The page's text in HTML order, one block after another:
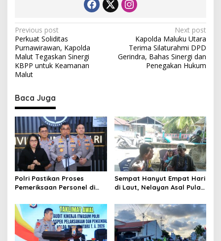
P
o
s
t
a
v
i
g
a
t
i
n
Previous post
Perkuat Soliditas
Purnawirawan, Kapolda
Malut Tegaskan Sinergi
KBPP untuk Keamanan
Malut
Next post
Kapolda Maluku Utara
Terima Silaturahmi DPD
Gerindra, Bahas Sinergi dan
Penegakan Hukum
Baca Juga
Polri Pastikan Proses
Pemeriksaan Personel di
Profesional dan
Transparan
Sempat Hanyut Empat Hari
di Laut, Nelayan Asal Pulau
Pantai Tawakali Morotai
Utara